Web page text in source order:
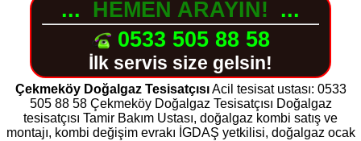
... HEMEN ARAYIN! ...
0533 505 88 58
İlk servis size gelsin!
Çekmeköy Doğalgaz TesisatçısıAcil tesisat ustası: 0533
505 88 58 Çekmeköy Doğalgaz Tesisatçısı Doğalgaz
tesisatçısı Tamir Bakım Ustası, doğalgaz kombi satış ve
montajı, kombi değişim evrakı İGDAŞ yetkilisi, doğalgaz ocak